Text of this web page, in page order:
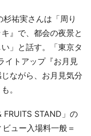
祐実さんは「周り
』で、都会の夜景と
」と話す。「東京タ
イトアップ『お月見
ながら、お月見気分
。
STAND」の
ュー入場料一般＝